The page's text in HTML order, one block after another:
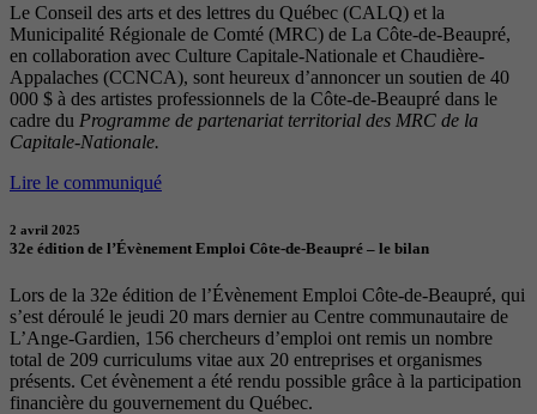
Le Conseil des arts et des lettres du Québec (CALQ) et la
Municipalité Régionale de Comté (MRC) de La Côte-de-Beaupré,
en collaboration avec Culture Capitale-Nationale et Chaudière-
Appalaches (CCNCA), sont heureux d’annoncer un soutien de 40
000 $ à des artistes professionnels de la Côte-de-Beaupré dans le
cadre du Programme de partenariat territorial des MRC de la
Capitale-Nationale.
Lire le communiqué
2 avril 2025
32e édition de l’Évènement Emploi Côte-de-Beaupré – le bilan
Lors de la 32e édition de l’Évènement Emploi Côte-de-Beaupré, qui
s’est déroulé le jeudi 20 mars dernier au Centre communautaire de
L’Ange-Gardien, 156 chercheurs d’emploi ont remis un nombre
total de 209 curriculums vitae aux 20 entreprises et organismes
présents. Cet évènement a été rendu possible grâce à la participation
financière du gouvernement du Québec.